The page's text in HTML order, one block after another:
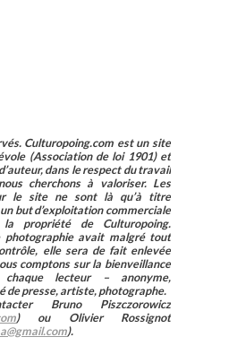
Culturopoing.com est un site
(Association de loi 1901) et
dans le respect du travail
cherchons à valoriser. Les
le site ne sont là qu’à titre
but d’exploitation commerciale
propriété de Culturopoing.
photographie avait malgré tout
elle sera de fait enlevée
comptons sur la bienveillance
lecteur – anonyme,
de presse, artiste, photographe.
Bruno Piszczorowicz
) ou Olivier Rossignot
).